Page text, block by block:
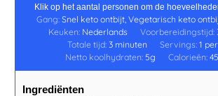
Klik op het aantal personen om de
Gang: Snel keto ontbijt, Vegetarisch keto
Keuken: Nederlands Voorbereidingstijd:
Totale tijd: 3 minuten Servings: 1
Netto koolhydraten: 5g Calorieën:
Ingrediënten